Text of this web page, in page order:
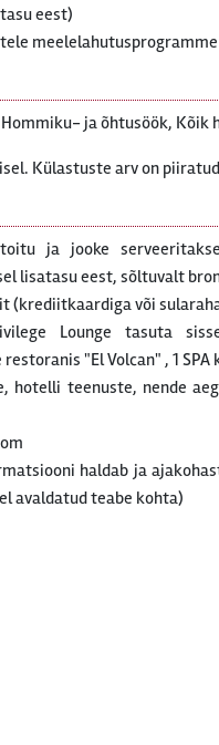
eest)
meelelahutusprogramme
ja õhtusöök, Kõik
Külastuste arv on piiratud
ja jooke
lisatasu eest, sõltuvalt
(krediitkaardiga või
Lounge tasuta
"El Volcan" , 1
hotelli teenuste, nende
haldab ja
avaldatud teabe kohta)